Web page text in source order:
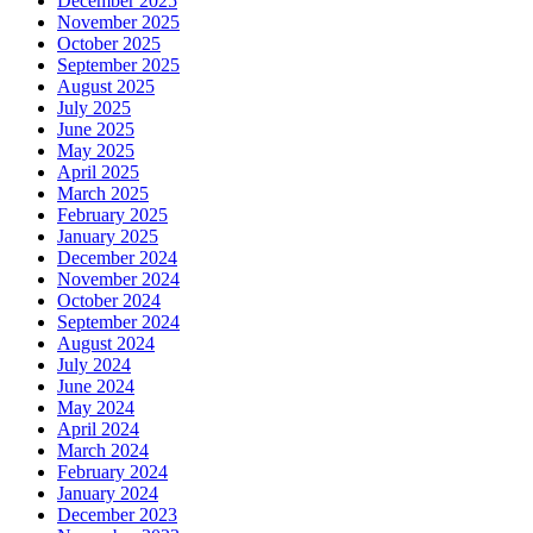
November 2025
October 2025
September 2025
August 2025
July 2025
June 2025
May 2025
April 2025
March 2025
February 2025
January 2025
December 2024
November 2024
October 2024
September 2024
August 2024
July 2024
June 2024
May 2024
April 2024
March 2024
February 2024
January 2024
December 2023